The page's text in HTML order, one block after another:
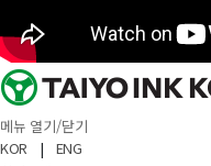
메뉴 열기/닫기
KOR
|
ENG